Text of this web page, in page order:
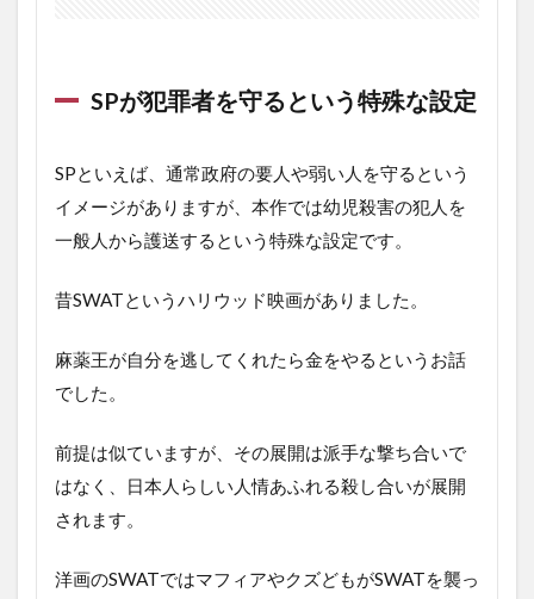
SPが犯罪者を守るという特殊な設定
SP といえば、通常政府の要人や弱い人を守るという
イメージがありますが、本作では幼児殺害の犯人を
一般人から護送するという特殊な設定です。
昔SWAT というハリウッド映画がありました。
麻薬王が自分を逃してくれたら金をやるというお話
でした。
前提は似ていますが、その展開は派手な撃ち合いで
はなく、日本人らしい人情あふれる殺し合いが展開
されます。
洋画のSWATではマフィアやクズどもがSWATを襲っ